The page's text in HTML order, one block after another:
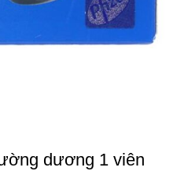
dương 1 viên